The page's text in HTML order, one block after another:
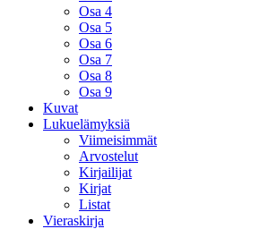
Osa 4
Osa 5
Osa 6
Osa 7
Osa 8
Osa 9
Kuvat
Lukuelämyksiä
Viimeisimmät
Arvostelut
Kirjailijat
Kirjat
Listat
Vieraskirja